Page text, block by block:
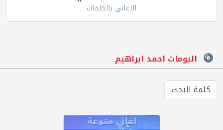
الاغاني بالكلمات
البومات احمد ابراهيم